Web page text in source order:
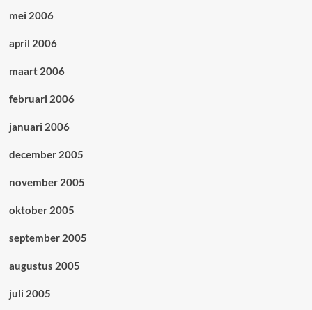
mei 2006
april 2006
maart 2006
februari 2006
januari 2006
december 2005
november 2005
oktober 2005
september 2005
augustus 2005
juli 2005